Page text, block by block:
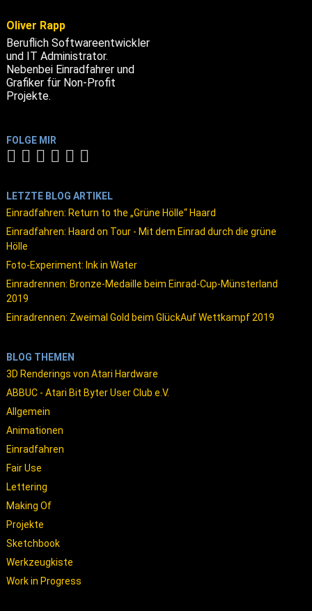
Oliver Rapp
Beruflich Softwareentwickler
und IT Administrator.
Nebenbei Einradfahrer und
Grafiker für Non-Profit
Projekte.
FOLGE MIR
LETZTE BLOG ARTIKEL
Einradfahren: Return to the „Grüne Hölle“ Haard
Einradfahren: Haard on Tour - Mit dem Einrad durch die grüne
Hölle
Foto-Experiment: Ink in Water
Einradrennen: Bronze-Medaille beim Einrad-Cup-Münsterland
2019
Einradrennen: Zweimal Gold beim GlückAuf Wettkampf 2019
BLOG THEMEN
3D Renderings von Atari Hardware
ABBUC - Atari Bit Byter User Club e.V.
Allgemein
Animationen
Einradfahren
Fair Use
Lettering
Making Of
Projekte
Sketchbook
Werkzeugkiste
Work in Progress